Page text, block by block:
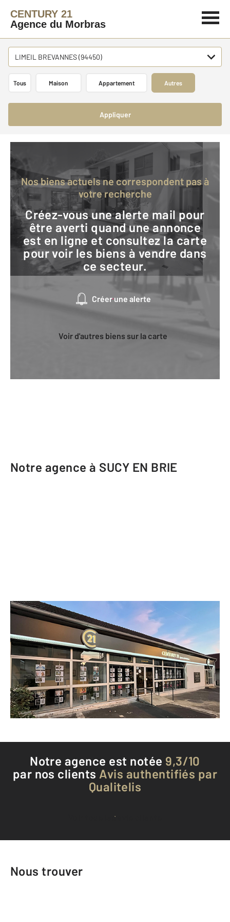
CENTURY 21
Agence du Morbras
LIMEIL BREVANNES (94450)
Tous Maison Appartement Autres
Appliquer
Nos biens actuels ne correspondent pas à
votre recherche
Créez-vous une alerte mail pour
être averti quand une annonce
est en ligne et consultez la carte
pour voir les biens à vendre dans
ce secteur.
Créer une alerte
Voir d'autres biens sur la carte
Notre agence à SUCY EN BRIE
CENTURY 21 Agence du Morbras
100-102 rue du Général Leclerc
SUCY EN BRIE - 94370
Envoyer un message
Téléphoner à l'agence
Notre agence est notée 9,3/10
par nos clients Avis authentifiés par
Qualitelis
Voir tous les avis clients
Nous trouver